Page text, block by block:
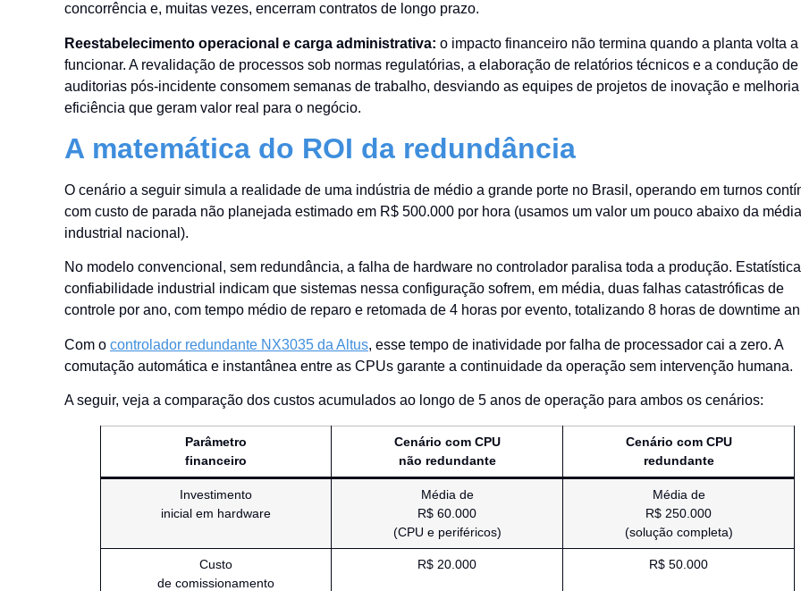
concorrência e, muitas vezes, encerram contratos de longo prazo.
Reestabelecimento operacional e carga administrativa: o impacto financeiro não termina quando a planta volta a
funcionar. A revalidação de processos sob normas regulatórias, a elaboração de relatórios técnicos e a condução de
auditorias pós-incidente consomem semanas de trabalho, desviando as equipes de projetos de inovação e
eficiência que geram valor real para o negócio.
A matemática do ROI da redundância
O cenário a seguir simula a realidade de uma indústria de médio a grande porte no Brasil, operando em turnos
com custo de parada não planejada estimado em R$ 500.000 por hora (usamos um valor um pouco abaixo da
industrial nacional).
No modelo convencional, sem redundância, a falha de hardware no controlador paralisa toda a produção.
confiabilidade industrial indicam que sistemas nessa configuração sofrem, em média, duas falhas catastróficas de
controle por ano, com tempo médio de reparo e retomada de 4 horas por evento, totalizando 8 horas de downtime
Com o controlador redundante NX3035 da Altus, esse tempo de inatividade por falha de processador cai a zero. A
comutação automática e instantânea entre as CPUs garante a continuidade da operação sem intervenção humana.
A seguir, veja a comparação dos custos acumulados ao longo de 5 anos de operação para ambos os cenários:
Parâmetro
financeiro
Cenário com CPU
não redundante
Cenário com CPU
redundante
Investimento
inicial em hardware
Média de
R$ 60.000
(CPU e periféricos)
Média de
R$ 250.000
(solução completa)
Custo
de comissionamento
R$ 20.000 R$ 50.000